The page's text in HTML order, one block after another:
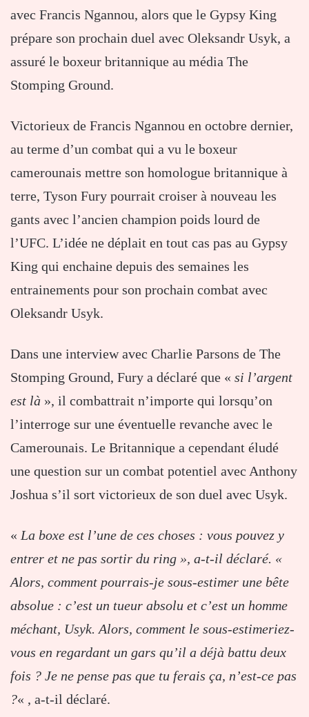
avec Francis Ngannou, alors que le Gypsy King
prépare son prochain duel avec Oleksandr Usyk, a
assuré le boxeur britannique au média The
Stomping Ground.
Victorieux de Francis Ngannou en octobre dernier,
au terme d’un combat qui a vu le boxeur
camerounais mettre son homologue britannique à
terre, Tyson Fury pourrait croiser à nouveau les
gants avec l’ancien champion poids lourd de
l’UFC. L’idée ne déplait en tout cas pas au Gypsy
King qui enchaine depuis des semaines les
entrainements pour son prochain combat avec
Oleksandr Usyk.
Dans une interview avec Charlie Parsons de The
Stomping Ground, Fury a déclaré que « si l’argent
est là », il combattrait n’importe qui lorsqu’on
l’interroge sur une éventuelle revanche avec le
Camerounais. Le Britannique a cependant éludé
une question sur un combat potentiel avec Anthony
Joshua s’il sort victorieux de son duel avec Usyk.
« La boxe est l’une de ces choses : vous pouvez y
entrer et ne pas sortir du ring », a-t-il déclaré. «
Alors, comment pourrais-je sous-estimer une bête
absolue : c’est un tueur absolu et c’est un homme
méchant, Usyk. Alors, comment le sous-estimeriez-
vous en regardant un gars qu’il a déjà battu deux
fois ? Je ne pense pas que tu ferais ça, n’est-ce pas
?« , a-t-il déclaré.